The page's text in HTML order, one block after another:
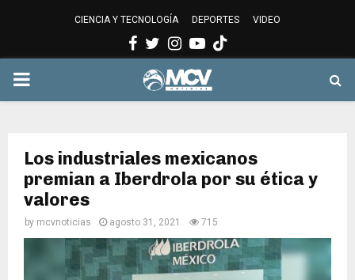
CIENCIA Y TECNOLOGÍA DEPORTES VIDEO
Facebook
Twitter
Instagram
Youtube
PRIMARY
Los industriales mexicanos
premian a Iberdrola por su ética y
valores
by mcvnoticias agosto 31, 2021 715